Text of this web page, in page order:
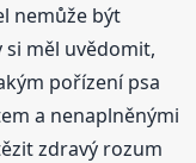
nemůže být
měl uvědomit,
pořízení psa
a nenaplněnými
zdravý rozum